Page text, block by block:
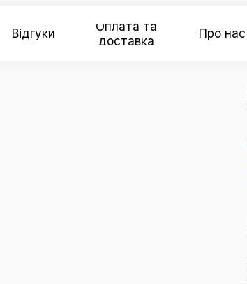
Відгуки
Оплата та
доставка
Про нас